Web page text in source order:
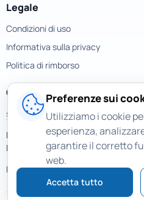
Legale
Condizioni di uso
Informativa sulla privacy
Politica di rimborso
Contatti
support@magicuneraser.com
Piazza della Repubblica, 32
Milano, Italy
Più contatti >
Preferenze sui
Utilizziamo i cookie
esperienza,
garantire il corretto
web.
Accetta tutto